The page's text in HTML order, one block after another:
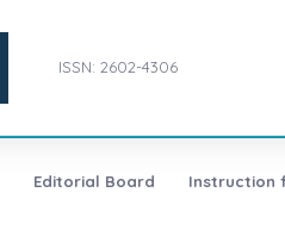
ISSN: 2602-4306
Editorial Board Instruction